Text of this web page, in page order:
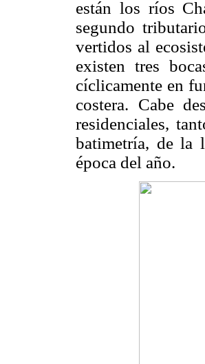
están los ríos
segundo
vertidos al
existen tres
cíclicamente en
costera. Cabe
residenciales,
batimetría, de la
época del año.